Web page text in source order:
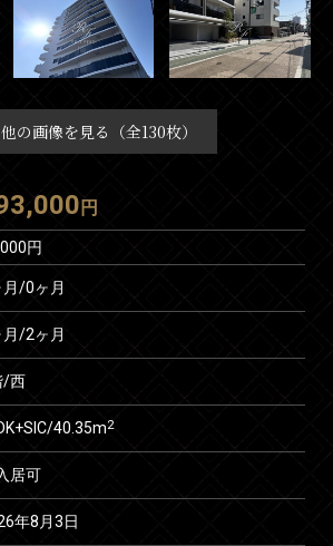
の画像を見る（全130枚）
円
円
/0ヶ月
/2ヶ月
/西
40.35m2
居可
年8月3日